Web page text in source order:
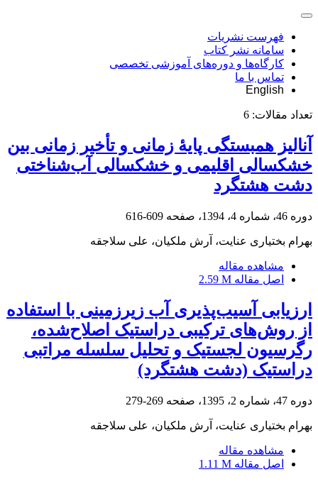
فهرست نشریات
سامانه نشر کتاب
کارگاه‌ها و دوره‌های آموزشی تخصصی
تماس با ما
English
تعداد مقالات: 6
آنالیز همبستگی پایۀ زمانی و تأخیر زمانی بین
خشکسالی اقلیمی و خشکسالی آب‌شناختی
دشت هشتگرد
دوره 46، شماره 4، 1394، صفحه 609-616
بهرام بختیاری عنایت، آرش ملکیان، علی سلاجقه
مشاهده مقاله
اصل مقاله 2.59 M
ارزیابی آسیب‌پذیری آب زیرزمینی با استفاده
از روش‌های ترکیبی دراستیک اصلاح‌شده،
رگرسیون لجستیک و تحلیل سلسله مراتبی
‌دراستیک (دشت هشتگرد)
دوره 47، شماره 2، 1395، صفحه 269-279
بهرام بختیاری عنایت، آرش ملکیان، علی سلاجقه
مشاهده مقاله
اصل مقاله 1.11 M